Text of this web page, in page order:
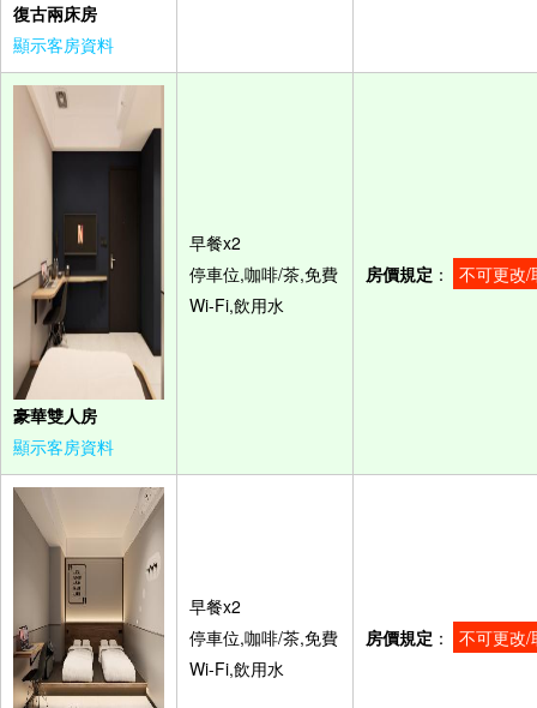
復古兩床房
顯示客房資料
豪華雙人房
顯示客房資料
早餐x2
停車位,咖啡/茶,免費
Wi-Fi,飲用水
房價規定 ： 不可更改/
早餐x2
停車位,咖啡/茶,免費
Wi-Fi,飲用水
房價規定 ： 不可更改/